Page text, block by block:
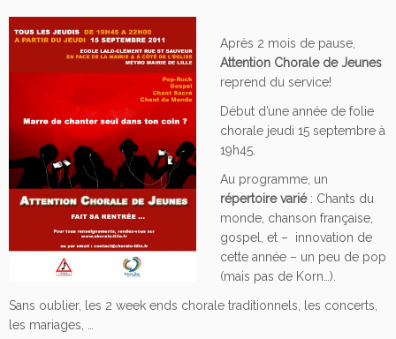
Après 2 mois de pause,
Attention Chorale de Jeunes
reprend du service!
Début d’une année de folie
chorale jeudi 15 septembre à
19h45.
Au programme, un
répertoire varié: Chants du
monde, chanson française,
gospel, et – innovation de
cette année – un peu de pop
(mais pas de Korn…).
Sans oublier, les 2 week ends chorale traditionnels, les concerts,
les mariages, …